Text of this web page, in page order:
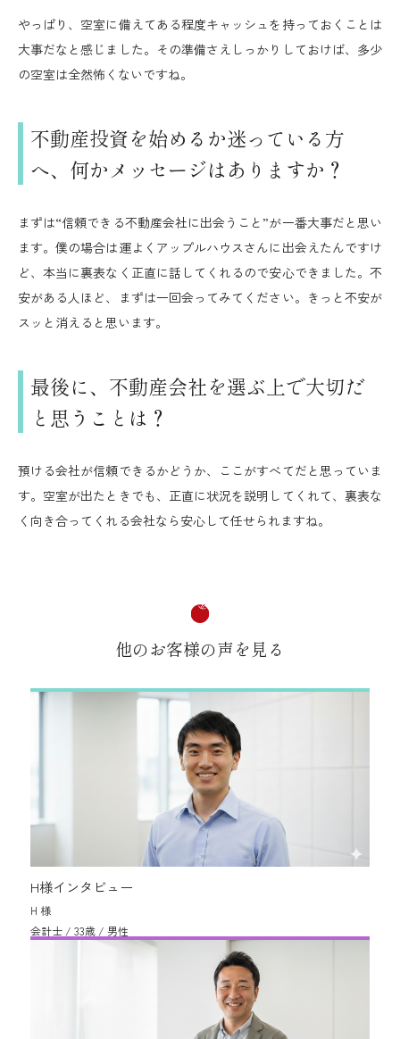
やっぱり、空室に備えてある程度キャッシュを持っておくことは
大事だなと感じました。その準備さえしっかりしておけば、多少
の空室は全然怖くないですね。
不動産投資を始めるか迷っている方
へ、何かメッセージはありますか？
まずは“信頼できる不動産会社に出会うこと”が一番大事だと思い
ます。僕の場合は運よくアップルハウスさんに出会えたんですけ
ど、本当に裏表なく正直に話してくれるので安心できました。不
安がある人ほど、まずは一回会ってみてください。きっと不安が
スッと消えると思います。
最後に、不動産会社を選ぶ上で大切だ
と思うことは？
預ける会社が信頼できるかどうか、ここがすべてだと思っていま
す。空室が出たときでも、正直に状況を説明してくれて、裏表な
く向き合ってくれる会社なら安心して任せられますね。
他のお客様の声を見る
H様インタビュー
H 様
会計士 / 33歳 / 男性